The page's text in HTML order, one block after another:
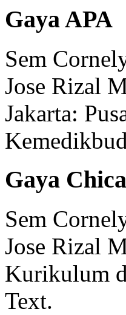
Gaya APA
Sem
Jose Rizal
Jakarta:
Gaya
Sem
Jose Rizal
Kurikulum
Text.